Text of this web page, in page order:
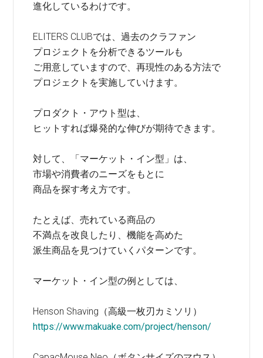
進化しているわけです。
ELITERS CLUBでは、過去のクラファン
プロジェクトを分析できるツールも
ご用意していますので、再現性のある方法で
プロジェクトを実施していけます。
プロダクト・アウト型は、
ヒットすれば爆発的な伸びが期待できます。
対して、「マーケット・イン型」は、
市場や消費者のニーズをもとに
商品を探す考え方です。
たとえば、売れている商品の
不満点を改良したり、機能を高めた
派生商品を見つけていくパターンです。
マーケット・イン型の例としては、
Henson Shaving（高級一枚刃カミソリ）
https://www.makuake.com/project/henson/